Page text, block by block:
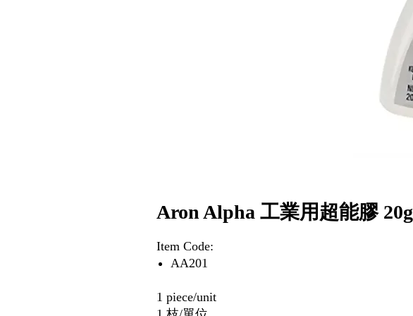
Aron Alpha 工業用超能膠 20g
Item Code:
AA201
1 piece/unit